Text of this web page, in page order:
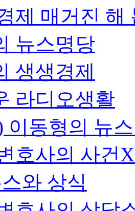
제 매거진 해
뉴스명당
생생경제
라디오생활
이동형의 뉴
호사의 사건
와 상식